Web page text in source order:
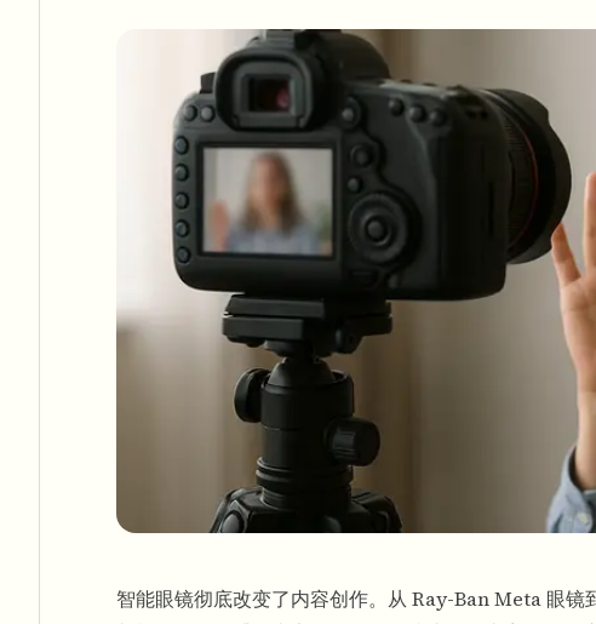
智能眼镜彻底改变了内容创作。从 Ray-Ban Meta 眼